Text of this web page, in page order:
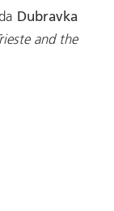
Dubravka
and the